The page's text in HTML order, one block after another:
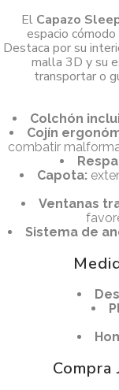
El Capazo
espacio
Destaca por su
malla 3D y su
transportar o
Colchón
Cojín
combatir
Capota:
Ventanas
Sistema de
Compra